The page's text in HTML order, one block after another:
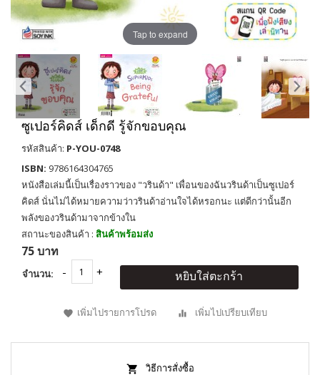
Tap to expand
ซูเปอร์คิดส์ เด็กดี รู้จักขอบคุณ
รหัสสินค้า: P-YOU-0748
ISBN: 9786164304765
หนังสือเล่มนี้เป็นเรื่องราวของ "วรินด้า" เพื่อนของฉันวรินด้าเป็นซูเปอร์
คิดส์ นั่นไม่ได้หมายความว่าวรินด้าอ่านใจได้หรอกนะ แต่ดีกว่านั้นอีก
พลังของวรินด้ามาจากข้างใน
สถานะของสินค้า : สินค้าพร้อมส่ง
75 บาท
จำนวน: หยิบใส่ตะกร้า
เพิ่มไปรายการโปรด เพิ่มไปเปรียบเทียบ
วิธีการสั่งซื้อ